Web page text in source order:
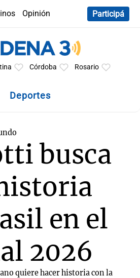
Opinión
Participá
Córdoba Rosario
Deportes
busca
en el
2026
quiere hacer historia con la